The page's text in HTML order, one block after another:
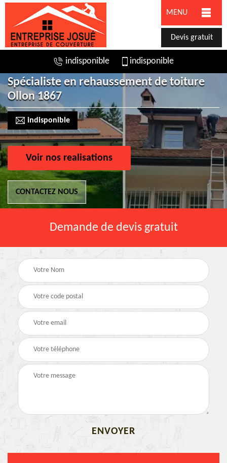
MENU
Devis gratuit
indisponible indisponible
Spécialiste en rehaussement de toiture
Ollon 1867
indisponible
Voir nos realisations
CONTACTEZ NOUS
Demande de devis gratuit